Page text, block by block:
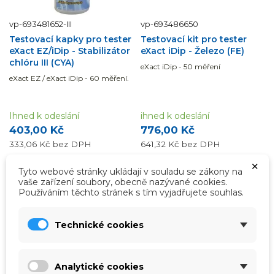
vp-693481652-III
Testovací kapky pro tester
eXact EZ/iDip - Stabilizátor
chlóru III (CYA)
eXact EZ / eXact iDip - 60 měření.
403,00 Kč
333,06 Kč bez DPH
Ihned k odeslání
Přidat do košíku
vp-693486650
Testovací kit pro tester
eXact iDip - Železo (FE)
eXact iDip - 50 měření
776,00 Kč
641,32 Kč bez DPH
ihned k odeslání
Přidat do košíku ×
Tyto webové stránky ukládají v souladu se zákony na
vaše zařízení soubory, obecně nazývané cookies.
Používáním těchto stránek s tím vyjadřujete souhlas.
Technické cookies
Analytické cookies